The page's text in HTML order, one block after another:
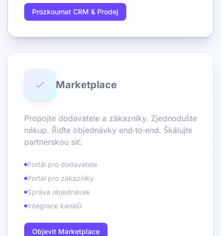
Prozkoumat CRM & Prodej
Marketplace
Propojte dodavatele a zákazníky. Zjednodušte
nákup. Řiďte objednávky end‑to‑end. Škálujte
partnerskou síť.
Portál pro dodavatele
Portál pro zákazníky
Správa objednávek
Integrace kanálů
Objevit Marketplace